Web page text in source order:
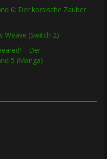
6: Der korsische Zauber
Weave (Switch 2)
– Der
5 (Manga)